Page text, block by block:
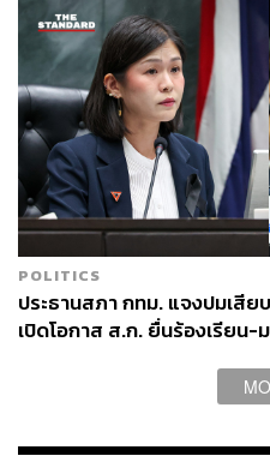
POLITICS
ประธานสภา กทม. แจงปมเสี
เปิดโอกาส ส.ก. ยื่นร้องเรียน-ม